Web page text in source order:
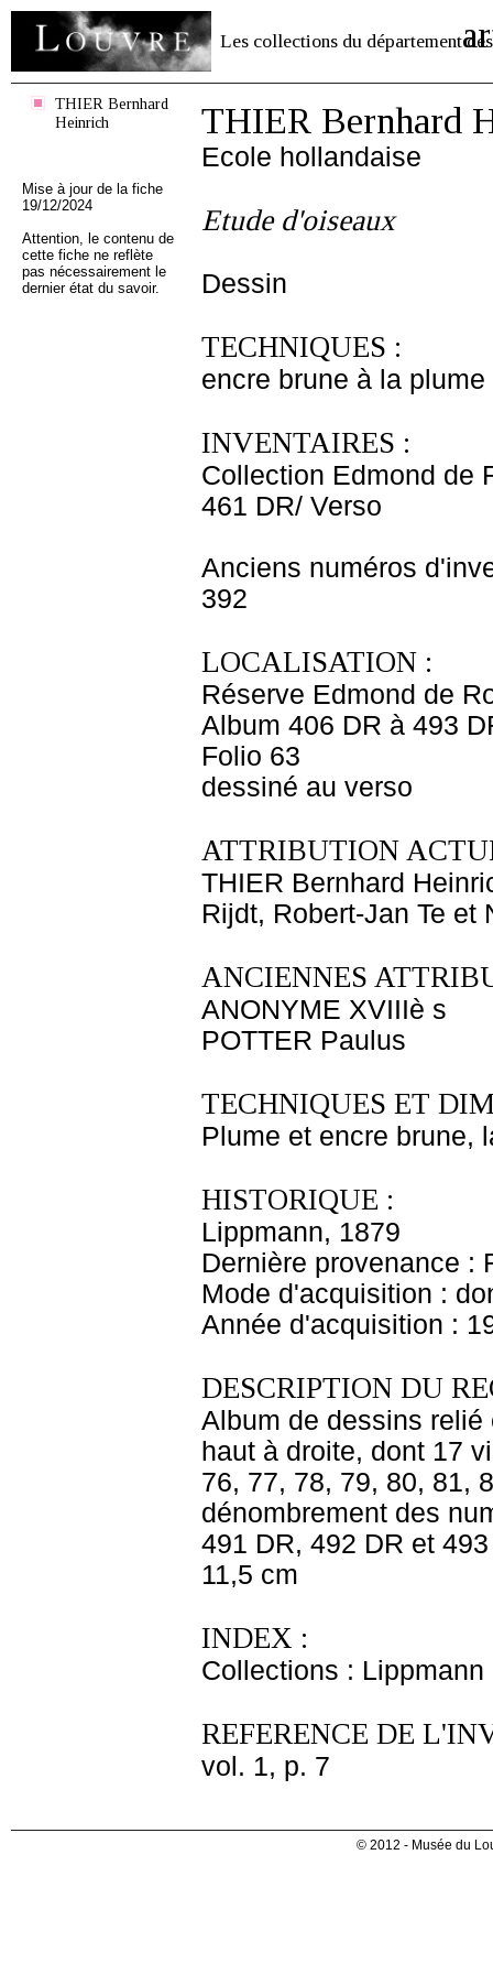
Les collections du département des
THIER Bernhard
Heinrich
Mise à jour de la fiche
19/12/2024
Attention, le contenu de
cette fiche ne reflète
pas nécessairement le
dernier état du savoir.
THIER Bernhard
Ecole hollandaise
Etude d'oiseaux
Dessin
TECHNIQUES :
encre brune à la
INVENTAIRES :
Collection Edmond de
461 DR/ Verso
Anciens numéros
392
LOCALISATION :
Réserve Edmond de
Album 406 DR à 493
Folio 63
dessiné au verso
ATTRIBUTION
THIER Bernhard
Rijdt, Robert-Jan Te et
ANCIENNES
ANONYME XVIIIè s
POTTER Paulus
TECHNIQUES ET
Plume et encre brune,
HISTORIQUE :
Lippmann, 1879
Dernière provenance :
Mode d'acquisition :
Année d'acquisition :
DESCRIPTION DU
Album de dessins
haut à droite, dont 17
76, 77, 78, 79, 80, 81,
dénombrement des
491 DR, 492 DR et
11,5 cm
INDEX :
Collections : Lippmann
REFERENCE DE
vol. 1, p. 7
© 2012 - Musée du